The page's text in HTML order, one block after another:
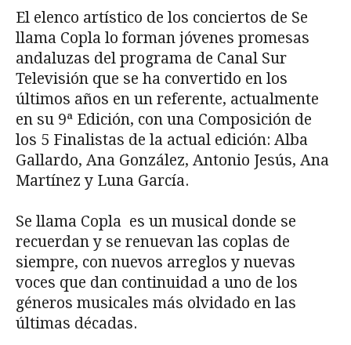
El elenco artístico de los conciertos de Se
llama Copla lo forman jóvenes promesas
andaluzas del programa de Canal Sur
Televisión que se ha convertido en los
últimos años en un referente, actualmente
en su 9ª Edición, con una Composición de
los 5 Finalistas de la actual edición: Alba
Gallardo, Ana González, Antonio Jesús, Ana
Martínez y Luna García.
Se llama Copla es un musical donde se
recuerdan y se renuevan las coplas de
siempre, con nuevos arreglos y nuevas
voces que dan continuidad a uno de los
géneros musicales más olvidado en las
últimas décadas.